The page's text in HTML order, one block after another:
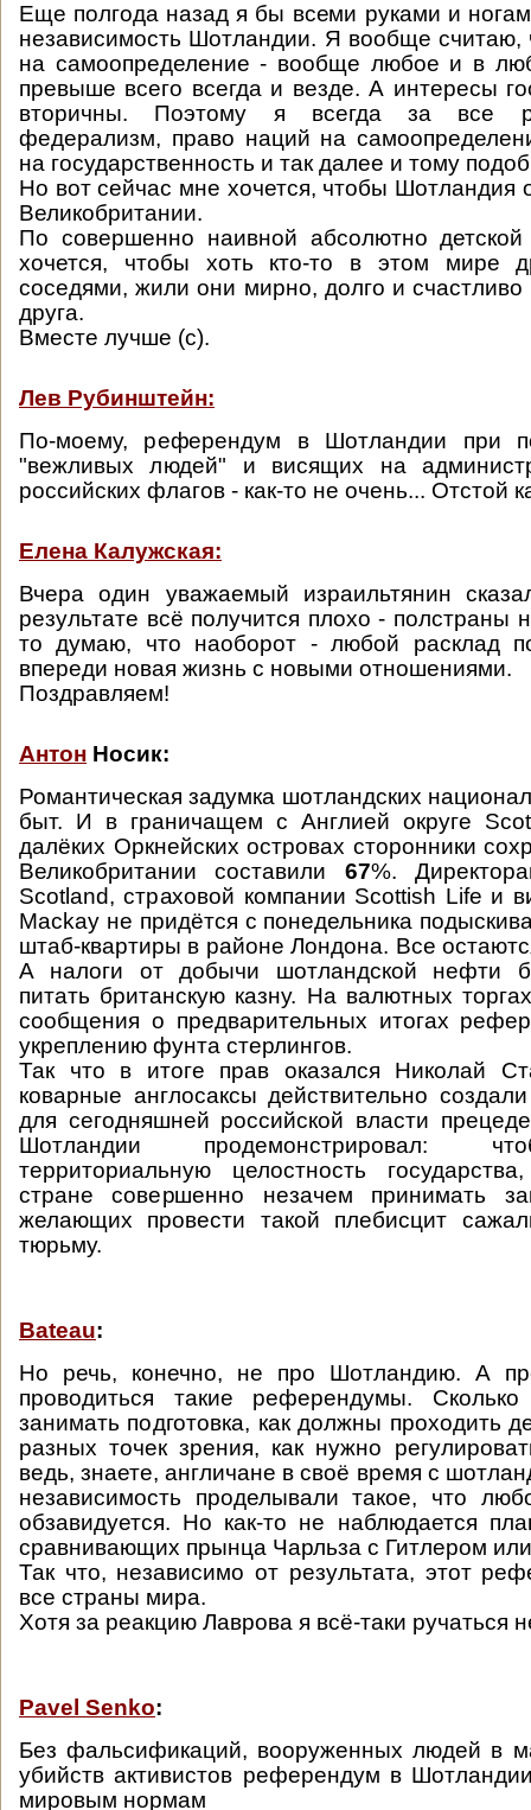
Еще полгода назад я бы всеми руками и
независимость Шотландии. Я вообще считаю,
на самоопределение - вообще любое и в
превыше всего всегда и везде. А интересы
вторичны. Поэтому я всегда за все
федерализм, право наций на
на государственность и так далее и тому
Но вот сейчас мне хочется, чтобы Шотландия
Великобритании.
По совершенно наивной абсолютно
хочется, чтобы хоть кто-то в этом мире
соседями, жили они мирно, долго и
друга.
Вместе лучше (с).
Лев Рубинштейн:
По-моему, референдум в Шотландии при
"вежливых людей" и висящих на
российских флагов - как-то не очень... Отстой
Елена Калужская:
Вчера один уважаемый израильтянин
результате всё получится плохо - полстраны
то думаю, что наоборот - любой расклад
впереди новая жизнь с новыми отношениями.
Поздравляем!
Антон Носик:
Романтическая задумка шотландских
быт. И в граничащем с Англией округе
далёких Оркнейских островах сторонники
Великобритании составили 67%.
Scotland, страховой компании Scottish Life и
Mackay не придётся с понедельника
штаб-квартиры в районе Лондона. Все
А налоги от добычи шотландской нефти
питать британскую казну. На валютных
сообщения о предварительных итогах
укреплению фунта стерлингов.
Так что в итоге прав оказался Николай
коварные англосаксы действительно
для сегодняшней российской власти
Шотландии продемонстрировал:
территориальную целостность
стране совершенно незачем принимать
желающих провести такой плебисцит
тюрьму.
Bateau:
Но речь, конечно, не про Шотландию. А
проводиться такие референдумы.
занимать подготовка, как должны проходить
разных точек зрения, как нужно
ведь, знаете, англичане в своё время с
независимость проделывали такое, что
обзавидуется. Но как-то не наблюдается
сравнивающих прынца Чарльза с Гитлером
Так что, независимо от результата, этот
все страны мира.
Хотя за реакцию Лаврова я всё-таки ручаться
Pavel Senko:
Без фальсификаций, вооруженных людей в
убийств активистов референдум в
мировым нормам